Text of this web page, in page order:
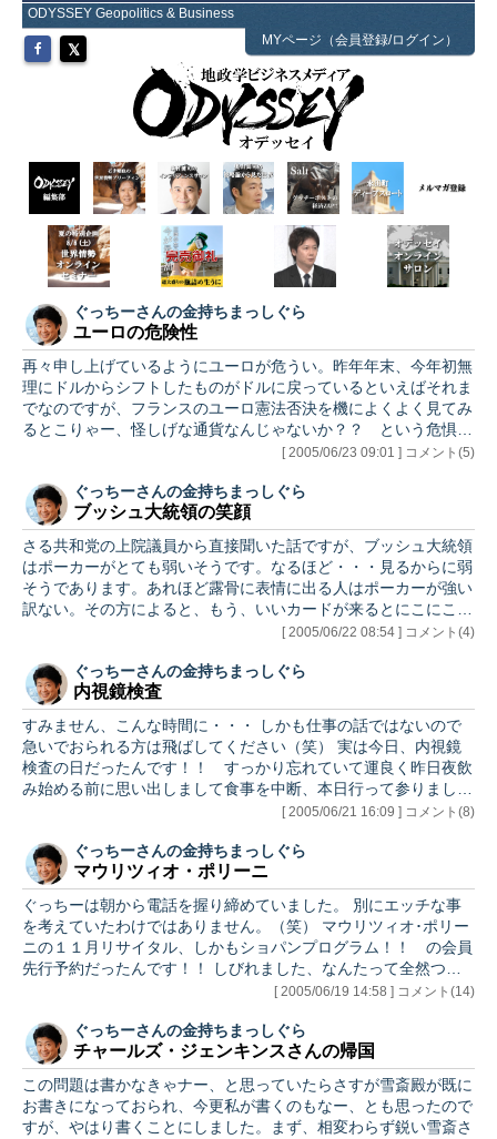
ODYSSEY Geopolitics & Business
MYページ（会員登録/ログイン）
ぐっちーさんの金持ちまっしぐら
ユーロの危険性
再々申し上げているようにユーロが危うい。昨年年末、今年初無
理にドルからシフトしたものがドルに戻っているといえばそれま
でなのですが、フランスのユーロ憲法否決を機によくよく見てみ
るとこりゃー、怪しげな通貨なんじゃないか？？ という危惧が
今更ながら認識されてきたような気が致します。こういう時はド
高となって現れ、昨日のマーケットは正にそういう動きとなった
訳です。 怪しげ・・・ というのは実際に円投でユーロなどを扱
われている方の実感だと思うのですが、要は将来参加することが
ほぼ決定している、ハンガリー、だとかポーランドなどの経済情
勢までにらみつ…
[ 2005/06/23 09:01 ] コメント(5)
ぐっちーさんの金持ちまっしぐら
ブッシュ大統領の笑顔
さる共和党の上院議員から直接聞いた話ですが、ブッシュ大統領
はポーカーがとても弱いそうです。なるほど・・・見るからに弱
そうであります。あれほど露骨に表情に出る人はポーカーが強い
訳ない。その方によると、もう、いいカードが来るとにこにこし
てすぐわかるんだそうです。おひょー、とか声まで出すらしいで
た顔をした韓国ノ・ムヒョン大統領との会談と昨日のベトナムの
ファン・バン・カイ首相との会談でのにこにこした顔の対比を見
て、こんなに違うんかい、と思ったからでした。こんなに露骨に
違うんだから、もう凄いもんです。 日韓首脳会談は通常に比べ
るとアメリカでも…
[ 2005/06/22 08:54 ] コメント(4)
ぐっちーさんの金持ちまっしぐら
内視鏡検査
すみません、こんな時間に・・・ しかも仕事の話ではないので
急いでおられる方は飛ばしてください（笑） 実は今日、内視鏡
検査の日だったんです！！ すっかり忘れていて運良く昨日夜飲
み始める前に思い出しまして食事を中断、本日行って参りまし
た。予約取るのがすご?く大変なドクターなのでこれを逃すとま
は中年を超えると必須項目と言われ、しかも同期が３人もガンで
亡くなり、一人は胃の全摘出で生き残る、なんて状況を経験する
とこりゃー、心配になりますわね。 ということで一年に一度は
内視鏡、という事ににしたのはいいのですが、これがまた苦し
い！！ どんなに小さ…
[ 2005/06/21 16:09 ] コメント(8)
ぐっちーさんの金持ちまっしぐら
マウリツィオ・ポリーニ
ぐっちーは朝から電話を握り締めていました。 別にエッチな事
を考えていたわけではありません。（笑） マウリツィオ･ポリー
ニの１１月リサイタル、しかもショパンプログラム！！ の会員
先行予約だったんです！！ しびれました、なんたって全然つな
がりません・・・おい、頼むよ、おじさん・・・ １時間半たっ
すが、売り切れがありまして・・・・」と言われ、 なに??、そ
れはねーだろ、と思ったら、「Ｃ席が売り切れました」・・・・
はよー、いえ、おい、本当におこるぜよ。 と言うわけでめでた
くＳ席をゲットしたのであります。なけなしのお小遣いからの出
費であり…
[ 2005/06/19 14:58 ] コメント(14)
ぐっちーさんの金持ちまっしぐら
チャールズ・ジェンキンスさんの帰国
この問題は書かなきゃナー、と思っていたらさすが雪斎殿が既に
お書きになっておられ、今更私が書くのもなー、とも思ったので
すが、やはり書くことにしました。まず、相変わらず鋭い雪斎さ